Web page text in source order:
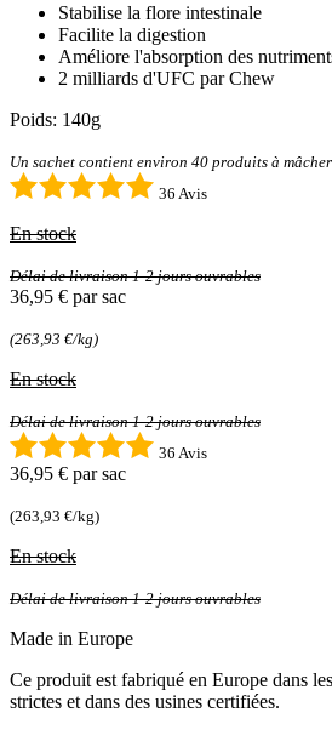
Stabilise la flore intestinale
Facilite la digestion
Améliore l'absorption des
2 milliards d'UFC par Chew
Poids: 140g
Un sachet contient environ 40 produits à mâcher
36 Avis
En stock
Délai de livraison 1-2 jours ouvrables
36,95 € par sac
(263,93 €/kg)
En stock
Délai de livraison 1-2 jours ouvrables
36 Avis
36,95 € par sac
(263,93 €/kg)
En stock
Délai de livraison 1-2 jours ouvrables
Made in Europe
Ce produit est fabriqué en Europe dans
strictes et dans des usines certifiées.